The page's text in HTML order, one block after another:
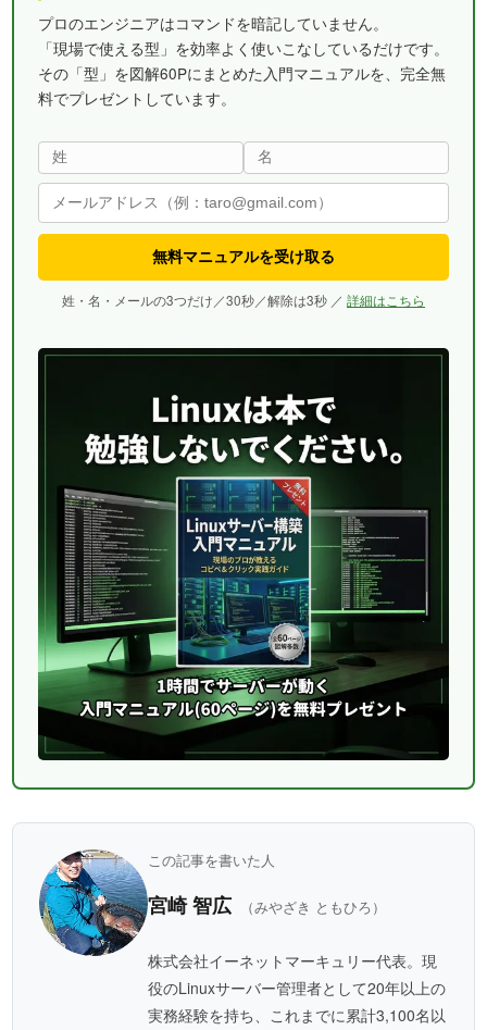
プロのエンジニアはコマンドを暗記していません。
「現場で使える型」を効率よく使いこなしているだけです。
その「型」を図解60Pにまとめた入門マニュアルを、完全無
料でプレゼントしています。
無料マニュアルを受け取る
姓・名・メールの3つだけ／30秒／解除は3秒 ／ 詳細はこちら
この記事を書いた人
宮崎 智広 （みやざき ともひろ）
株式会社イーネットマーキュリー代表。現
役のLinuxサーバー管理者として20年以上の
実務経験を持ち、これまでに累計3,100名以